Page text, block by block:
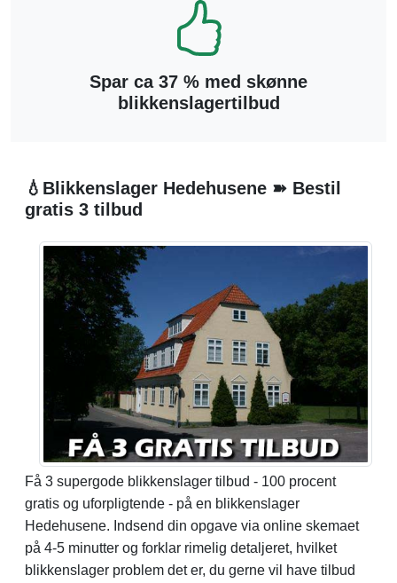
Spar ca 37 % med skønne
blikkenslagertilbud
💧Blikkenslager Hedehusene ➽ Bestil
gratis 3 tilbud
Få 3 supergode blikkenslager tilbud - 100 procent
gratis og uforpligtende - på en blikkenslager
Hedehusene. Indsend din opgave via online skemaet
på 4-5 minutter og forklar rimelig detaljeret, hvilket
blikkenslager problem det er, du gerne vil have tilbud